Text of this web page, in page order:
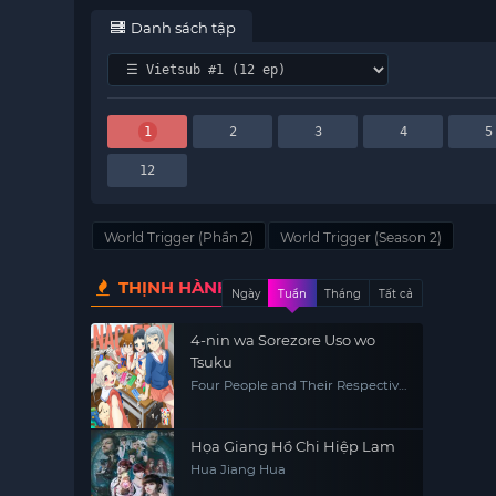
Danh sách tập
1 2 3 4 5
12
World Trigger (Phần 2) World Trigger (Season 2)
THỊNH HÀNH Ngày Tuần Tháng Tất cả
4-nin wa Sorezore Uso wo
Tsuku
Four People and Their Respective
Họa Giang Hồ Chi Hiệp Lam
Hua Jiang Hua